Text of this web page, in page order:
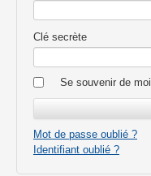
Clé secrète
Se souvenir de moi
Mot de passe oublié ?
Identifiant oublié ?